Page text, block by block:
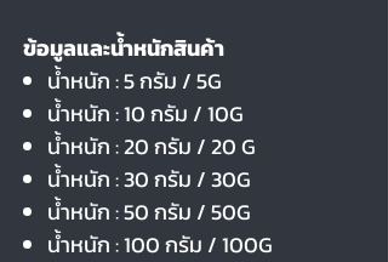
ข้อมูลและน้ำหนักสินค้า
น้ำหนัก : 5 กรัม / 5G
น้ำหนัก : 10 กรัม / 10G
น้ำหนัก : 20 กรัม / 20 G
น้ำหนัก : 30 กรัม / 30G
น้ำหนัก : 50 กรัม / 50G
น้ำหนัก : 100 กรัม / 100G